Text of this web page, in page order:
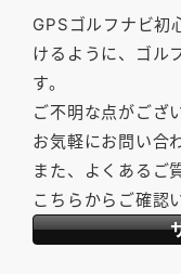
GPSゴルフナビ初
けるように、ゴル
す。
ご不明な点がござ
お気軽にお問い合
また、よくあるご
こちらからご確認